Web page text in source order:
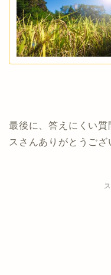
最後に、答えにくい質
スさんありがとうござ